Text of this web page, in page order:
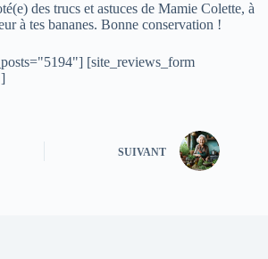
des trucs et astuces de Mamie Colette, à
à tes bananes. Bonne conservation !
[site_reviews_form
SUIVANT